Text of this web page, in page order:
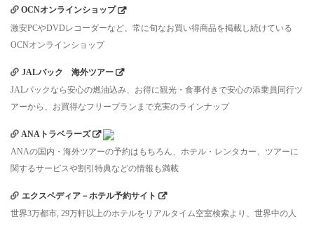
OCNオンラインショップ
激安PCやDVDレコーダーなど、常に旬なお買い得商品を掲載し続けている
OCNオンラインショップ
JALパック 海外ツアー
JALパックなら安心の燃油込み、お得に観光・食事付きで安心の添乗員同行ツ
アーから、お買得なフリープランまで充実のラインナップ
ANAトラベラーズ
ANAの国内・海外ツアーの予約はもちろん、ホテル・レンタカー、ツアーに
関するサービスや割引特典などの情報も満載
エクスペディア－ホテル予約サイト
世界3万都市, 29万軒以上のホテルをリアルタイム空室検索より、世界中の人